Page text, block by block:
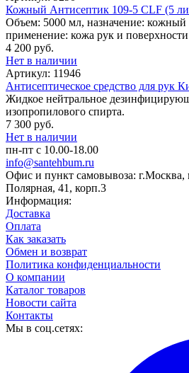
Кожный Антисептик 109-5 CLF (5
Объем: 5000 мл, назначение: кожный
применение: кожа рук и поверхности
4 200 руб.
Нет в наличии
Артикул: 11946
Антисептическое средство для рук
Жидкое нейтральное
изопропилового спирта.
7 300 руб.
Нет в наличии
пн-пт с 10.00-18.00
info@santehbum.ru
Офис и пункт самовывоза: г.Москва,
Полярная, 41, корп.3
Информация:
Доставка
Оплата
Как заказать
Обмен и возврат
Политика конфиденциальности
О компании
Каталог товаров
Новости сайта
Контакты
Мы в соц.сетях: